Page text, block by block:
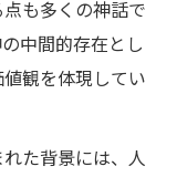
も多くの神話で
中間的存在とし
観を体現してい
た背景には、人